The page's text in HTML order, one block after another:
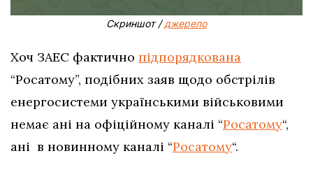
Скриншот /джерело
Хоч ЗАЕС фактично підпорядкована
“Росатому”, подібних заяв щодо обстрілів
енергосистеми українськими військовими
немає ані на офіційному каналі “Росатому“,
ані в новинному каналі “Росатому“.